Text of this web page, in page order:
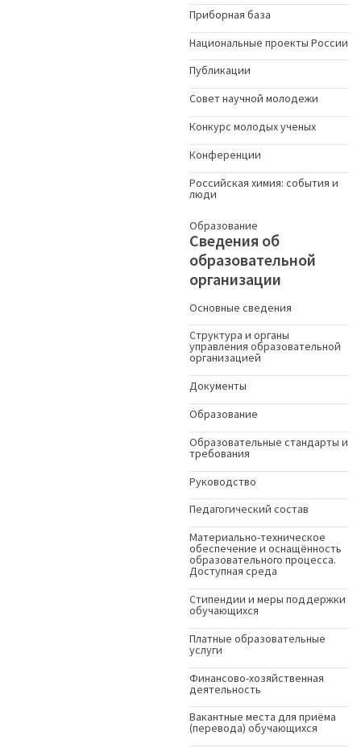
Приборная база
Национальные проекты России
Публикации
Совет научной молодежи
Конкурс молодых ученыx
Конференции
Российская химия: события и
люди
Образование
Сведения об
образовательной
организации
Основные сведения
Структура и органы
управления образовательной
организацией
Документы
Образование
Образовательные стандарты и
требования
Руководство
Педагогический состав
Материально-техническое
обеспечение и оснащённость
образовательного процесса.
Доступная среда
Стипендии и меры поддержки
обучающихся
Платные образовательные
услуги
Финансово-хозяйственная
деятельность
Вакантные места для приёма
(перевода) обучающихся